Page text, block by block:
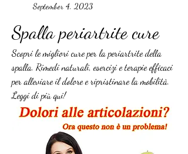
September 4, 2023
Spalla periartrite cure
Scopri le migliori cure per la periartrite della
spalla. Rimedi naturali, esercizi e terapie efficaci
per alleviare il dolore e ripristinare la mobilità.
Leggi di più qui!